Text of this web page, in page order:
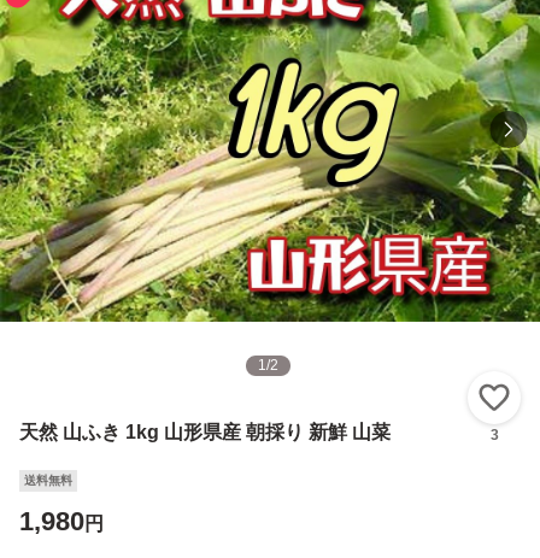
1/2
天然 山ふき 1kg 山形県産 朝採り 新鮮 山菜 3
送料無料
1,980円